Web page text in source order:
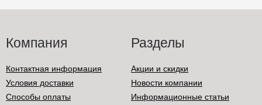
Компания
Контактная информация
Условия доставки
Способы оплаты
Разделы
Акции и скидки
Новости компании
Информационные статьи